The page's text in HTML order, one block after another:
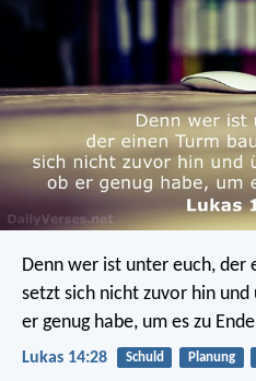
Denn wer ist unter euch, der
setzt sich nicht zuvor hin
er genug habe, um es zu
Lukas 14:28 Schuld Planung